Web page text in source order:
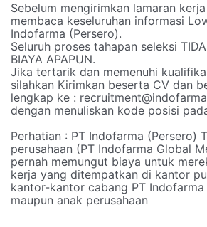
Sebelum mengirimkan lamaran
membaca keseluruhan informasi
Indofarma (Persero).
Seluruh proses tahapan seleksi
BIAYA APAPUN.
Jika tertarik dan memenuhi
silahkan Kirimkan beserta CV dan
lengkap ke :
dengan menuliskan kode posisi
Perhatian : PT Indofarma (Persero)
perusahaan (PT Indofarma Global
pernah memungut biaya untuk
kerja yang ditempatkan di kantor
kantor-kantor cabang PT
maupun anak perusahaan